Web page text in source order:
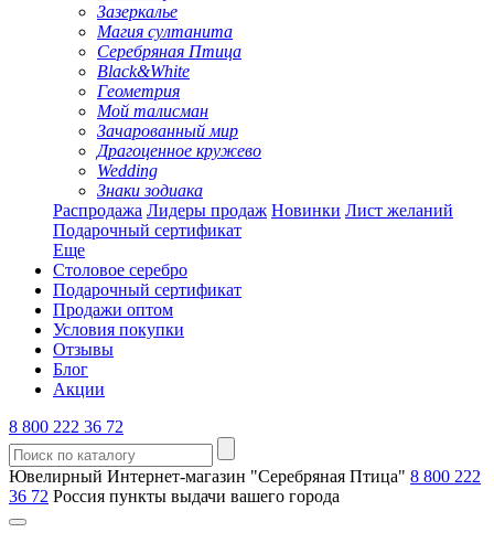
Зазеркалье
Магия султанита
Серебряная Птица
Black&White
Геометрия
Мой талисман
Зачарованный мир
Драгоценное кружево
Wedding
Знаки зодиака
Распродажа Лидеры продаж Новинки Лист желаний
Подарочный сертификат
Еще
Столовое серебро
Подарочный сертификат
Продажи оптом
Условия покупки
Отзывы
Блог
Акции
8 800 222 36 72
Ювелирный Интернет-магазин "Серебряная Птица" 8 800 222
36 72 Россия пункты выдачи вашего города